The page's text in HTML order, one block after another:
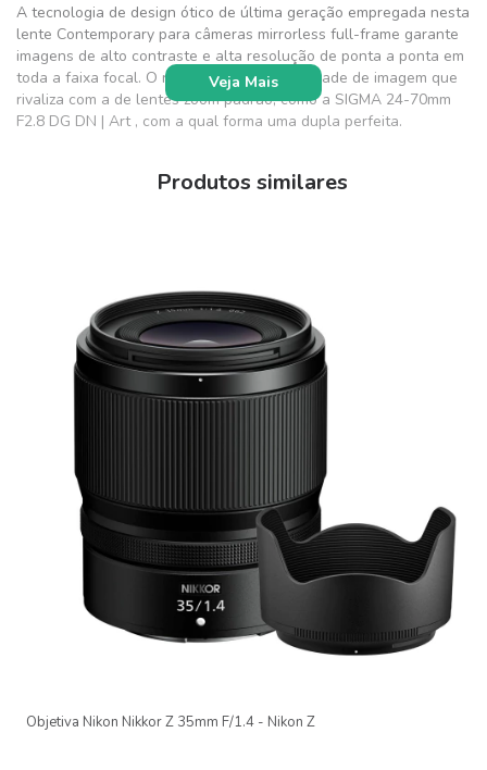
A tecnologia de design ótico de última geração empregada nesta
lente Contemporary para câmeras mirrorless full-frame garante
imagens de alto contraste e alta resolução de ponta a ponta em
toda a faixa focal. O resultado é uma qualidade de imagem que
rivaliza com a de lentes zoom padrão, como a SIGMA 24-70mm
F2.8 DG DN | Art , com a qual forma uma dupla perfeita.
Faixa: Contemporâneo
Para Mirrorless: Sim
Tipo de objetivo: zoom
Tipo focal: TV
Cobertura do sensor: Full-frame
Abertura máxima:
F5 - F6.3
Lâminas de diafragma: 9
Veja Mais
Produtos similares
Objetiva Nikon Nikkor Z 35mm F/1.4 - Nikon Z